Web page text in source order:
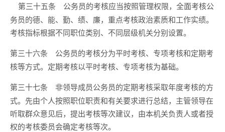
第三十五条
公务员的考核应当按照管理权限，全面考核公
务员的德、能、勤、绩、廉，重点考核政治素质和工作实绩。
考核指标根据不同职位类别、不同层级机关分别设置。
第三十六条
公务员的考核分为平时考核、专项考核和定期考
核等方式。定期考核以平时考核、专项考核为基础。
第三十七条
非领导成员公务员的定期考核采取年度考核的方
式。先由个人按照职位职责和有关要求进行总结，主管领导在
听取群众意见后，提出考核等次建议，由本机关负责人或者授
权的考核委员会确定考核等次。